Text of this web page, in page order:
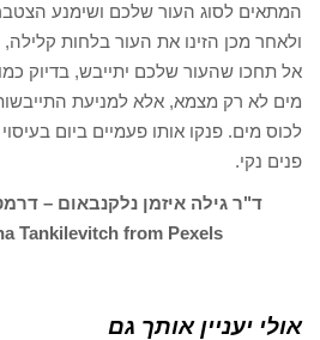
המתאים לסוג העור שלכם ושימנע
ולאחר מכן הזינו את העור בלחות קלילה,
אל תחכו שהעור שלכם יתייבש, בדיוק
מים לא רק מצמא, אלא למניעת
לכוס מים. פנקו אותו פעמיים ביום
פנים נקי.
ד"ר גילה איזמן נלקנבאום –
Tankilevitch from Pexels
אולי יעניין אותך גם